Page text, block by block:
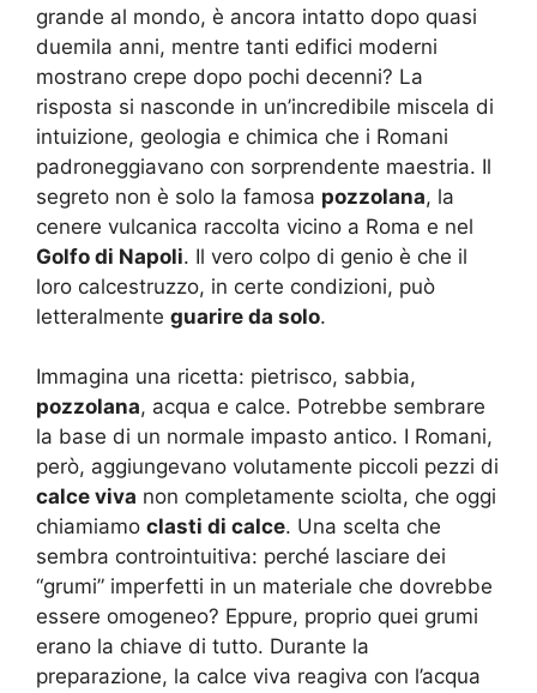
grande al mondo, è ancora intatto dopo quasi
duemila anni, mentre tanti edifici moderni
mostrano crepe dopo pochi decenni? La
risposta si nasconde in un’incredibile miscela di
intuizione, geologia e chimica che i Romani
padroneggiavano con sorprendente maestria. Il
segreto non è solo la famosa pozzolana, la
cenere vulcanica raccolta vicino a Roma e nel
Golfo di Napoli. Il vero colpo di genio è che il
loro calcestruzzo, in certe condizioni, può
letteralmente guarire da solo.
Immagina una ricetta: pietrisco, sabbia,
pozzolana, acqua e calce. Potrebbe sembrare
la base di un normale impasto antico. I Romani,
però, aggiungevano volutamente piccoli pezzi di
calce viva non completamente sciolta, che oggi
chiamiamo clasti di calce. Una scelta che
sembra controintuitiva: perché lasciare dei
“grumi” imperfetti in un materiale che dovrebbe
essere omogeneo? Eppure, proprio quei grumi
erano la chiave di tutto. Durante la
preparazione, la calce viva reagiva con l’acqua